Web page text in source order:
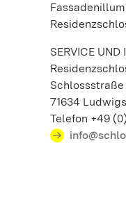
SERVICE UND
Schlossstraße
71634
Telefon +49